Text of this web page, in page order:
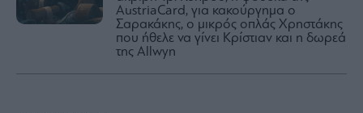
AustriaCard, για κακούργημα ο
Σαρακάκης, ο μικρός οπλάς Χρηστάκης
που ήθελε να γίνει Κρίστιαν και η δωρεά
της Allwyn